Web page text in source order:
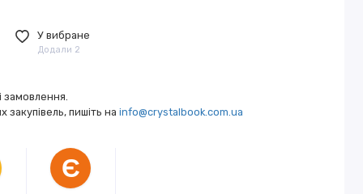
У вибране
Додали 2
замовлення.
пишіть на info@crystalbook.com.ua
Є